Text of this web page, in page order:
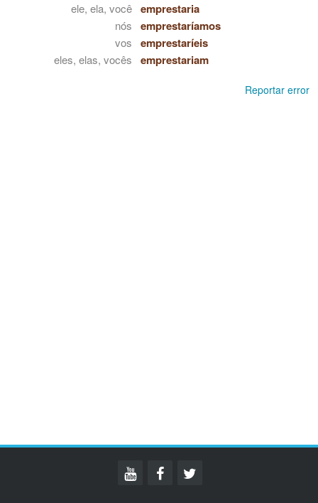
ele, ela, você emprestaria
nós emprestaríamos
vos emprestaríeis
eles, elas, vocês emprestariam
Reportar error